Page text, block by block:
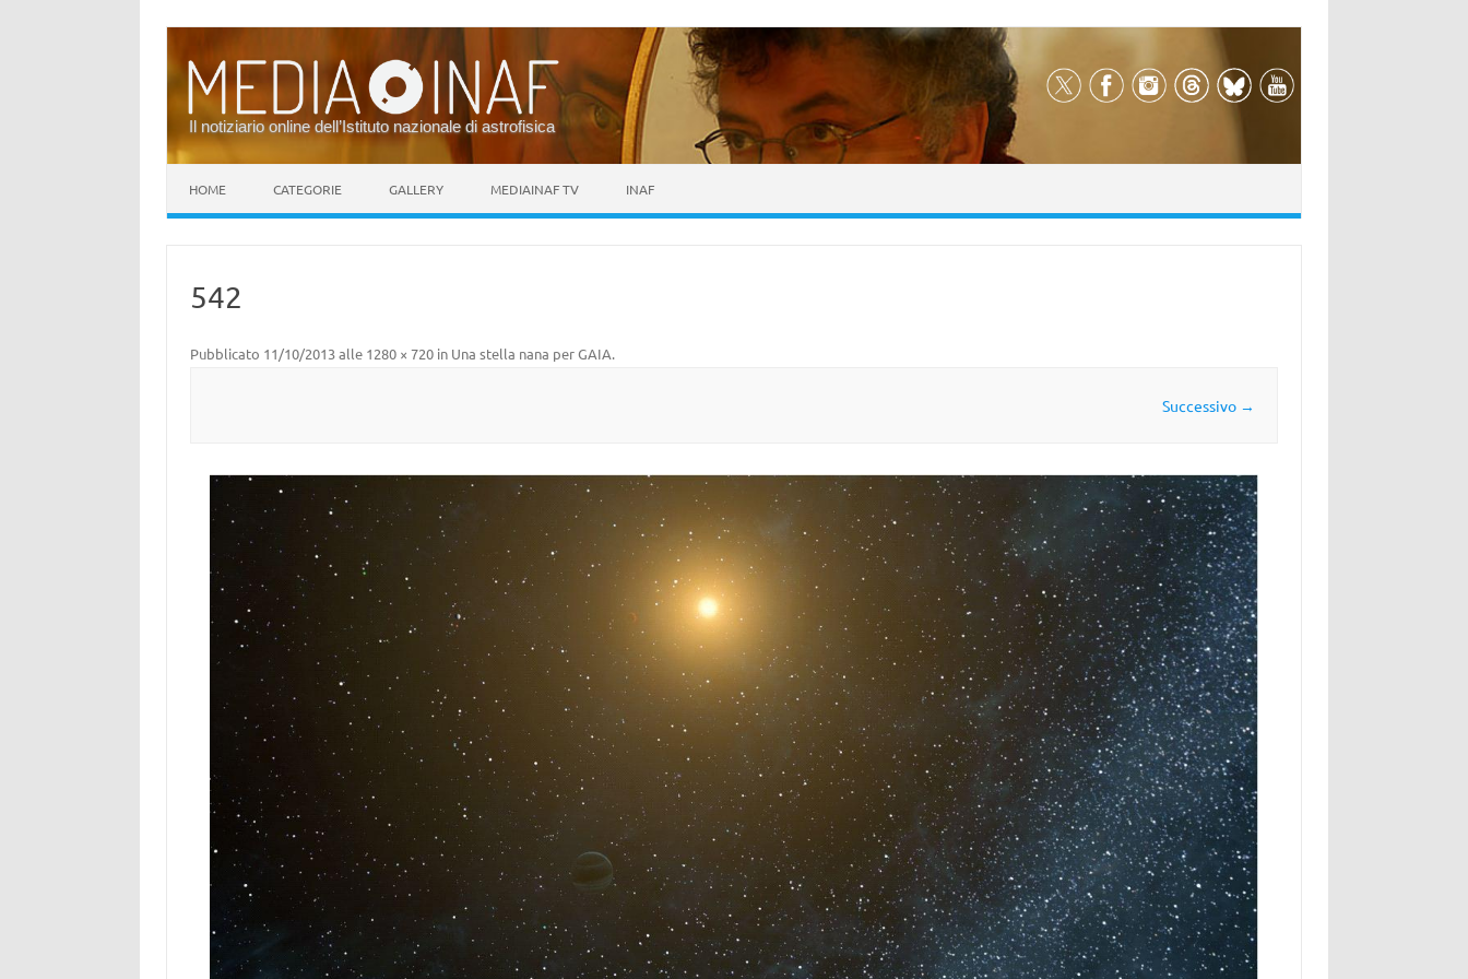
Il notiziario online dell’Istituto nazionale di astrofisica
HOME CATEGORIE GALLERY MEDIAINAF TV INAF
542
Pubblicato 11/10/2013alle 1280 × 720in Una stella nana per GAIA.
Successivo →